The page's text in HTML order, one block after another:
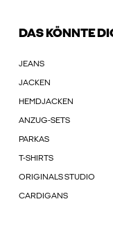
DAS KÖNNTE
JEANS
JACKEN
HEMDJACKEN
ANZUG-SETS
PARKAS
T-SHIRTS
ORIGINALS STUDIO
CARDIGANS